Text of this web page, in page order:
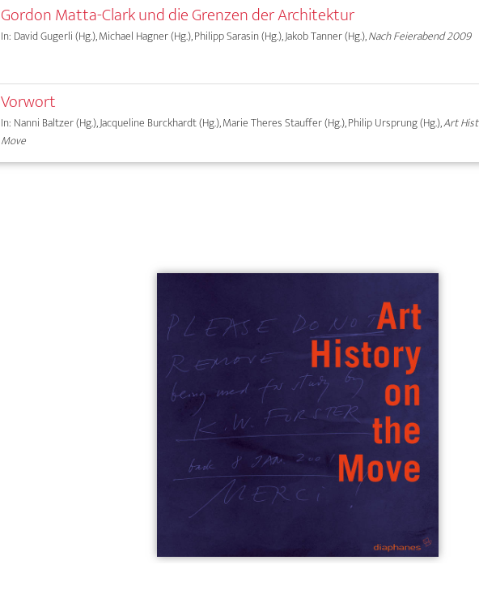
Gordon Matta-Clark und die Grenzen der Architektur
In: David Gugerli (Hg.), Michael Hagner (Hg.), Philipp Sarasin (Hg.), Jakob Tanner (Hg.),Nach Feierabend 2009
Vorwort
In: Nanni Baltzer (Hg.), Jacqueline Burckhardt (Hg.), Marie Theres Stauffer (Hg.), Philip Ursprung (Hg.),Art
Move